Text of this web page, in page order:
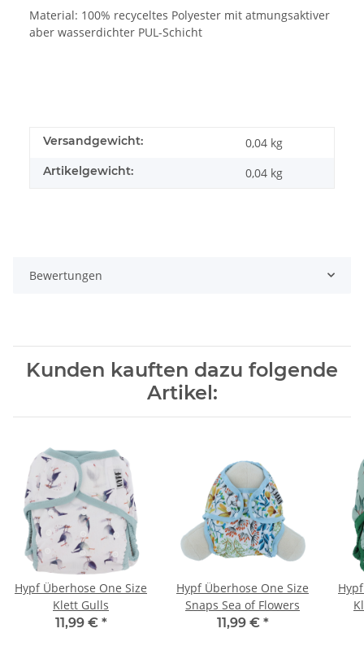
Material: 100% recyceltes Polyester mit atmungsaktiver
aber wasserdichter PUL-Schicht
Versandgewicht: 0,04 kg
Artikelgewicht: 0,04 kg
Bewertungen
Kunden kauften dazu folgende
Artikel:
Hypf Überhose One Size
Klett Gulls
11,99 € *
Hypf Überhose One Size
Snaps Sea of Flowers
11,99 € *